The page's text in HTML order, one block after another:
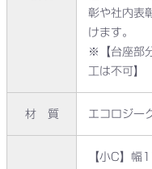
彰や社内表
けます。
※【台座部
工は不可】
材 質 エコロジー
【小C】